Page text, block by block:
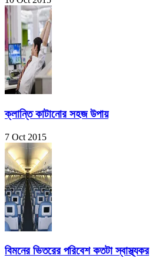
ক্লান্তি কাটানোর সহজ উপায়
7 Oct 2015
বিমনের ভিতরের পরিবেশ কতটা স্বাস্থ্যকর